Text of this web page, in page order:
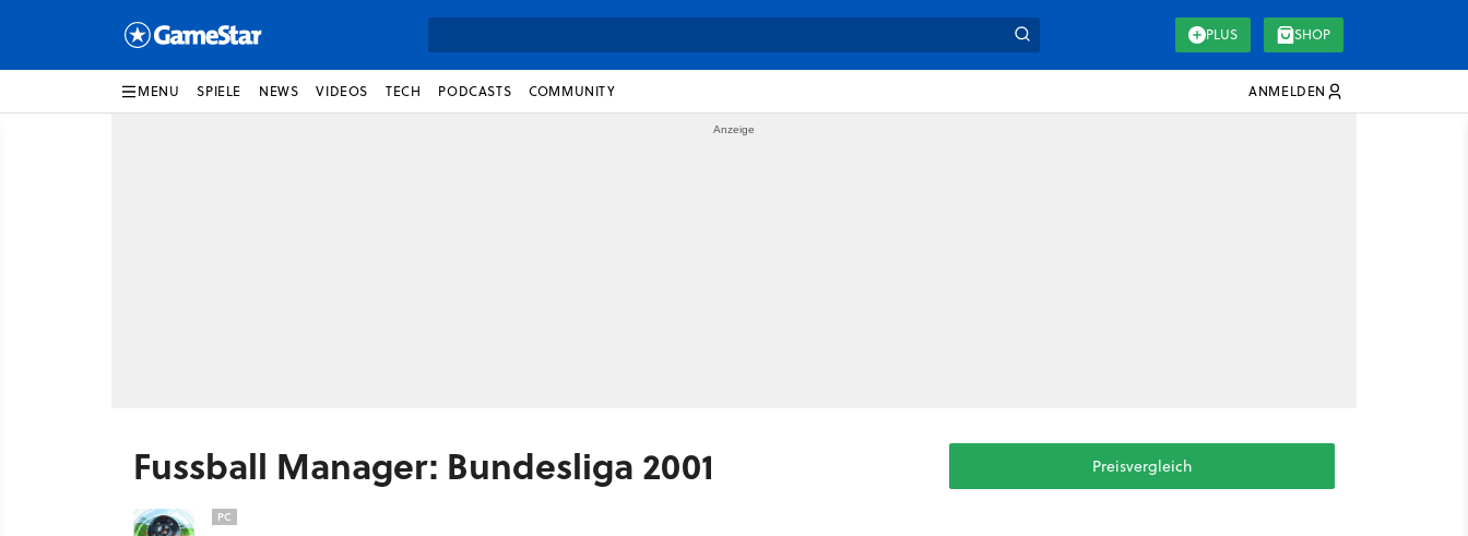
PLUS SHOP
MENU SPIELE NEWS VIDEOS TECH PODCASTS COMMUNITY ANMELDEN
Fussball Manager: Bundesliga 2001
PC
Preisvergleich